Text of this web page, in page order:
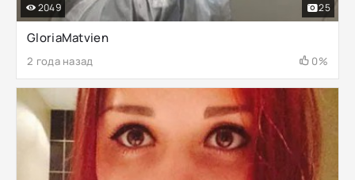
GloriaMatvien
2 года назад 0%
2049 25